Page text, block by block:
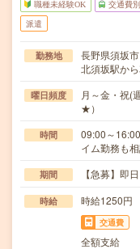
職種未経験OK 交通費
派遣
勤務地
長野県須坂市
北須坂駅か
曜日頻度
月～金・祝(
★）
時間
09:00～
イム勤務も
期間 【急募】即
時給 時給1250円
交通費
全額支給